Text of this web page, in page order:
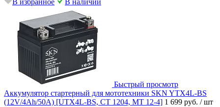
В избранное
В наличии
Быстрый просмотр
Аккумулятор стартерный для мототехники SKN YTX4L-BS
(12V/4Ah/50A) [UTX4L-BS, CT 1204, MT 12-4] 1 699 руб. / шт